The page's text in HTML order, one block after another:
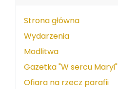
Strona główna
Wydarzenia
Modlitwa
Gazetka "W sercu Maryi"
Ofiara na rzecz parafii